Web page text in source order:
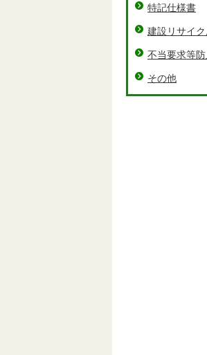
特記仕様書
建設リサイ
不当要求等防
その他